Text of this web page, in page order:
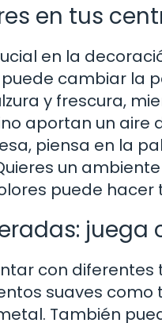
en tus
en la
cambiar la
y frescura,
aportan un aire
piensa en la
un
puede
juega
con
suaves
También